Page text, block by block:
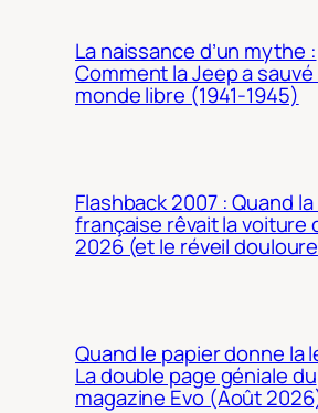
La naissance d’un mythe :
Comment la Jeep a sauvé
monde libre (1941-1945)
Flashback 2007 : Quand
française rêvait la voiture
2026 (et le réveil
Quand le papier donne la
La double page géniale du
magazine Evo (Août